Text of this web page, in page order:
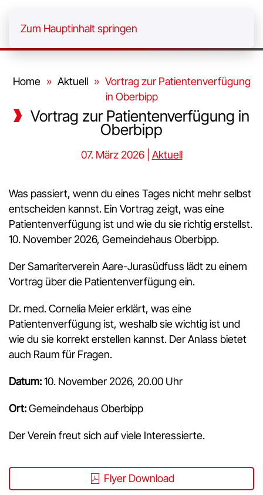
Zum Hauptinhalt springen
Home Aktuell
Vortrag zur Patientenverfügung
in Oberbipp
Vortrag zur Patientenverfügung in
Oberbipp
07. März 2026| Aktuell
Was passiert, wenn du eines Tages nicht mehr selbst
entscheiden kannst. Ein Vortrag zeigt, was eine
Patientenverfügung ist und wie du sie richtig erstellst.
10. November 2026, Gemeindehaus Oberbipp.
Der Samariterverein Aare-Jurasüdfuss lädt zu einem
Vortrag über die Patientenverfügung ein.
Dr. med. Cornelia Meier erklärt, was eine
Patientenverfügung ist, weshalb sie wichtig ist und
wie du sie korrekt erstellen kannst. Der Anlass bietet
auch Raum für Fragen.
Datum:10. November 2026, 20.00 Uhr
Ort:Gemeindehaus Oberbipp
Der Verein freut sich auf viele Interessierte.
Flyer Download